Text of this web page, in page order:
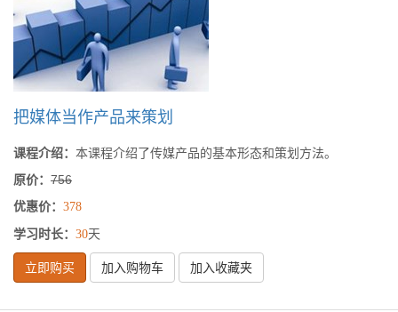
把媒体当作产品来策划
课程介绍： 本课程介绍了传媒产品的基本形态和策划方法。
原价： 756
优惠价： 378
学习时长： 30天
立即购买 加入购物车 加入收藏夹